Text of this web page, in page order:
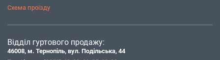
Схема проїзду
Відділ гуртового продажу:
46008, м. Тернопіль, вул. Подільська, 44